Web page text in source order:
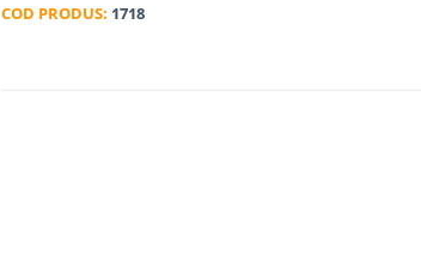
COD PRODUS: 1718